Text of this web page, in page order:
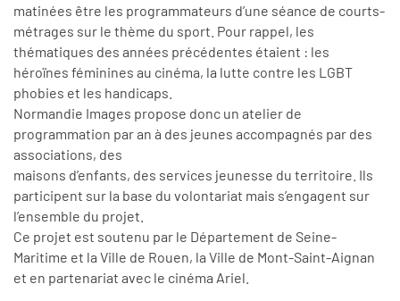
matinées être les programmateurs d’une séance de courts-
métrages sur le thème du sport. Pour rappel, les
thématiques des années précédentes étaient : les
héroïnes féminines au cinéma, la lutte contre les LGBT
phobies et les handicaps.
Normandie Images propose donc un atelier de
programmation par an à des jeunes accompagnés par des
associations, des
maisons d’enfants, des services jeunesse du territoire. Ils
participent sur la base du volontariat mais s’engagent sur
l’ensemble du projet.
Ce projet est soutenu par le Département de Seine-
Maritime et la Ville de Rouen, la Ville de Mont-Saint-Aignan
et en partenariat avec le cinéma Ariel.